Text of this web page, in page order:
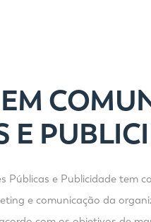
E
Públicas e Publicidade
e comunicação da